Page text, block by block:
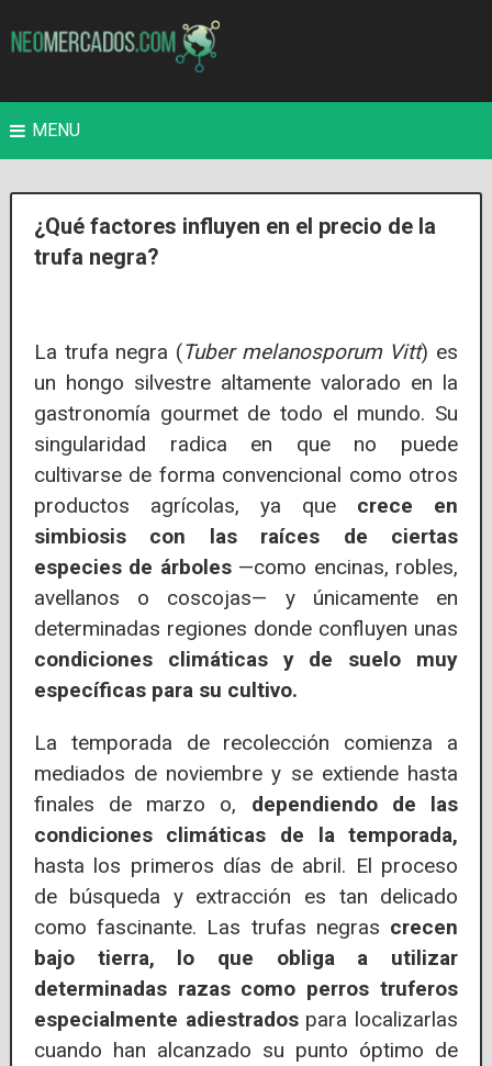
MENU
¿Qué factores influyen en el precio de la
trufa negra?
La trufa negra (Tuber melanosporum Vitt) es
un hongo silvestre altamente valorado en la
gastronomía gourmet de todo el mundo. Su
singularidad radica en que no puede
cultivarse de forma convencional como otros
productos agrícolas, ya que crece en
simbiosis con las raíces de ciertas
especies de árboles—como encinas, robles,
avellanos o coscojas— y únicamente en
determinadas regiones donde confluyen unas
condiciones climáticas y de suelo muy
específicas para su cultivo.
La temporada de recolección comienza a
mediados de noviembre y se extiende hasta
finales de marzo o, dependiendo de las
condiciones climáticas de la temporada,
hasta los primeros días de abril. El proceso
de búsqueda y extracción es tan delicado
como fascinante. Las trufas negras crecen
bajo tierra, lo que obliga a utilizar
determinadas razas como perros truferos
especialmente adiestradospara localizarlas
cuando han alcanzado su punto óptimo de